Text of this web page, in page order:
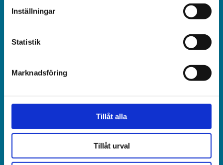
Inställningar
Statistik
Marknadsföring
Tillåt alla
Tillåt urval
Kundservice:
018-430 40 50
kundtjanst@varldenidag.se
Redaktionen:
Världen idag, Box 6015
550 06 Jönköping